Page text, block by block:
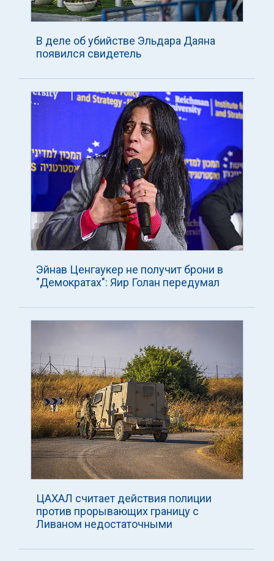
В деле об убийстве Эльдара Даяна
появился свидетель
Эйнав Ценгаукер не получит брони в
"Демократах": Яир Голан передумал
ЦАХАЛ считает действия полиции
против прорывающих границу с
Ливаном недостаточными